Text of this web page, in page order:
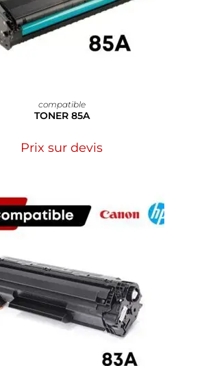
compatible
TONER 85A
Prix sur devis